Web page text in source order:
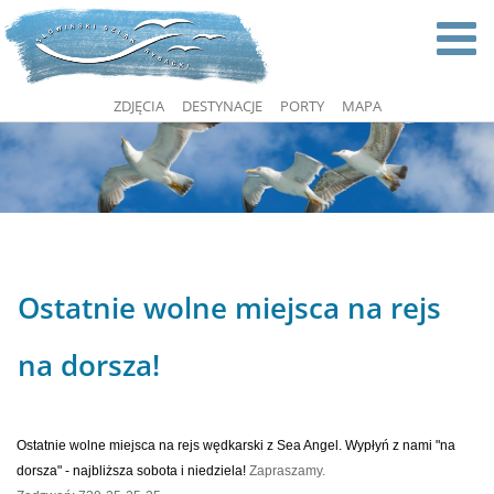
ZDJĘCIA DESTYNACJE PORTY MAPA
Ostatnie wolne miejsca na rejs
na dorsza!
Ostatnie wolne miejsca na rejs wędkarski z Sea Angel. Wypłyń z nami "na
dorsza" - najbliższa sobota i niedziela! Zapraszamy.